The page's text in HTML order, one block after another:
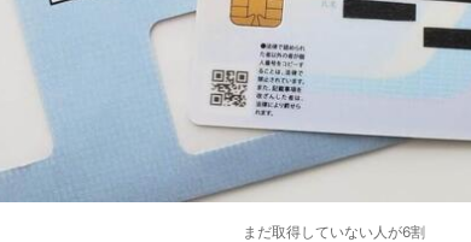
まだ取得していない人が6割